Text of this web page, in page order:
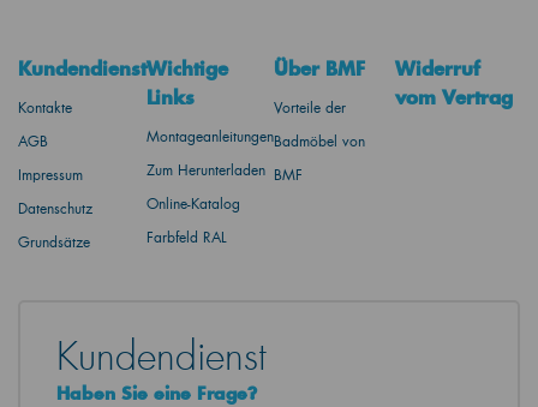
Kundendienst
Kontakte
AGB
Impressum
Datenschutz
Grundsätze
Wichtige
Links
Montageanleitungen
Zum Herunterladen
Online-Katalog
Farbfeld RAL
Über BMF
Vorteile der
Badmöbel von
BMF
Widerruf
vom Vertrag
Kundendienst
Haben Sie eine Frage?